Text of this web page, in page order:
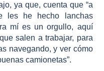
ya que, cuenta que “a
les he hecho lanchas
mí es un orgullo, aquí
salen a trabajar, para
navegando, y ver cómo
camionetas”.